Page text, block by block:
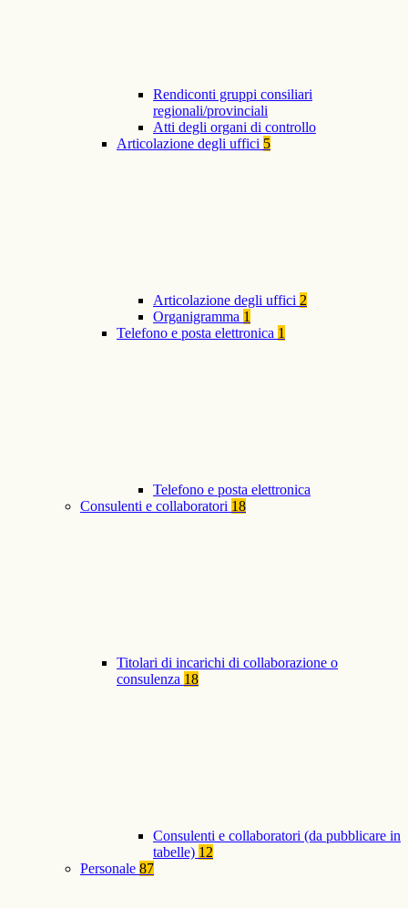
Rendiconti gruppi consiliari
regionali/provinciali
Atti degli organi di controllo
Articolazione degli uffici 5
Articolazione degli uffici 2
Organigramma 1
Telefono e posta elettronica 1
Telefono e posta elettronica
Consulenti e collaboratori 18
Titolari di incarichi di collaborazione o
consulenza 18
Consulenti e collaboratori (da pubblicare in
tabelle) 12
Personale 87